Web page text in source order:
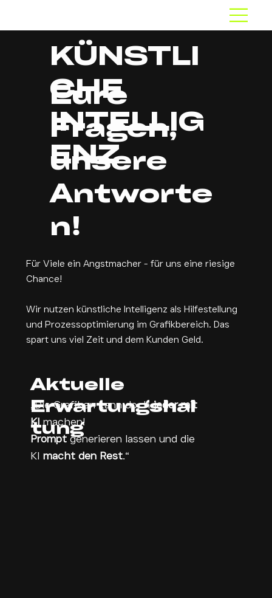
KÜNSTLI
CHE
INTELLIG
ENZ
Eure
Fragen,
unsere
Antworte
n!
Für Viele ein Angstmacher - für uns eine riesige
Chance!
Wir nutzen künstliche Intelligenz als Hilfestellung
und Prozessoptimierung im Grafikbereich. Das
spart uns viel Zeit und dem Kunden Geld.
Aktuelle
Erwartungshal
tung
„Die Grafiken kann dochjeder mit
KImachen!
Promptgenerieren lassen und die
KI macht den Rest.“